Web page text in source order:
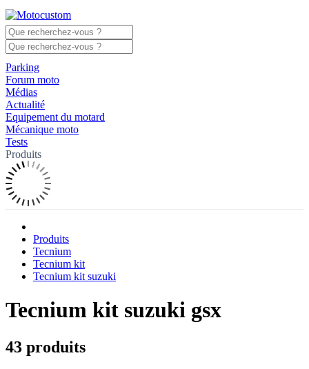
Parking
Forum moto
Médias
Actualité
Equipement du motard
Mécanique moto
Tests
Produits
Produits
Tecnium
Tecnium kit
Tecnium kit suzuki
Tecnium kit suzuki gsx
43 produits